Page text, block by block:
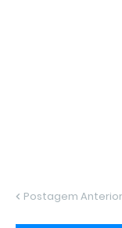
Postagem Anterior